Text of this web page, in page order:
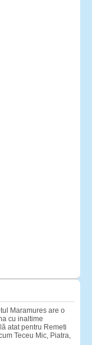
Maramures are o
cu inaltime
atat pentru Remeti
Teceu Mic, Piatra,